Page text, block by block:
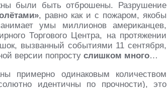
были быть отброшены. Разрушение
, равно как и с пожаром, якобы
умы миллионов американцев,
Торгового Центра, на протяжении
вызванный событиями 11 сентября,
версии попросту слишком много…
примерно одинаковым количеством
идентичны по прочности), это